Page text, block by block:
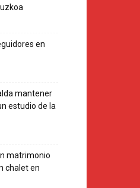
en
mantener
estudio de la
matrimonio
chalet en